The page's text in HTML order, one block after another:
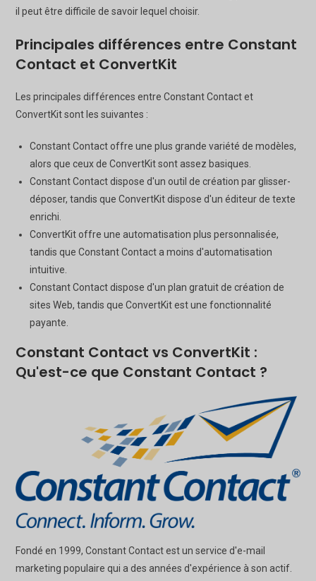
il peut être difficile de savoir lequel choisir.
Principales différences entre Constant
Contact et ConvertKit
Les principales différences entre Constant Contact et
ConvertKit sont les suivantes :
Constant Contact offre une plus grande variété de modèles,
alors que ceux de ConvertKit sont assez basiques.
Constant Contact dispose d'un outil de création par glisser-
déposer, tandis que ConvertKit dispose d'un éditeur de texte
enrichi.
ConvertKit offre une automatisation plus personnalisée,
tandis que Constant Contact a moins d'automatisation
intuitive.
Constant Contact dispose d'un plan gratuit de création de
sites Web, tandis que ConvertKit est une fonctionnalité
payante.
Constant Contact vs ConvertKit :
Qu'est-ce que Constant Contact ?
Fondé en 1999, Constant Contact est un service d'e-mail
marketing populaire qui a des années d'expérience à son actif.